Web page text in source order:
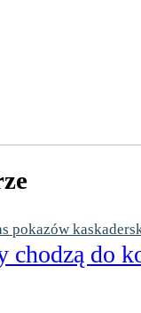
pokazów
chodzą do